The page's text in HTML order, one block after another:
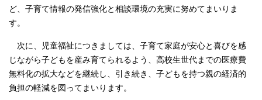
ど、子育て情報の発信強化と相談環境の充実に努めてまいりま
す。
次に、児童福祉につきましては、子育て家庭が安心と喜びを感
じながら子どもを産み育てられるよう、高校生世代までの医療費
無料化の拡大などを継続し、引き続き、子どもを持つ親の経済的
負担の軽減を図ってまいります。